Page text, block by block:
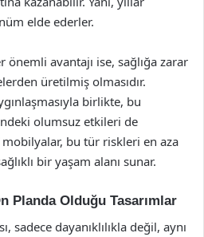
elde ederler.
avantajı ise, sağlığa zarar
üretilmiş olmasıdır.
birlikte, bu
olumsuz etkileri de
bu tür riskleri en aza
bir yaşam alanı sunar.
Planda Olduğu Tasarımlar
sadece dayanıklılıkla değil, aynı